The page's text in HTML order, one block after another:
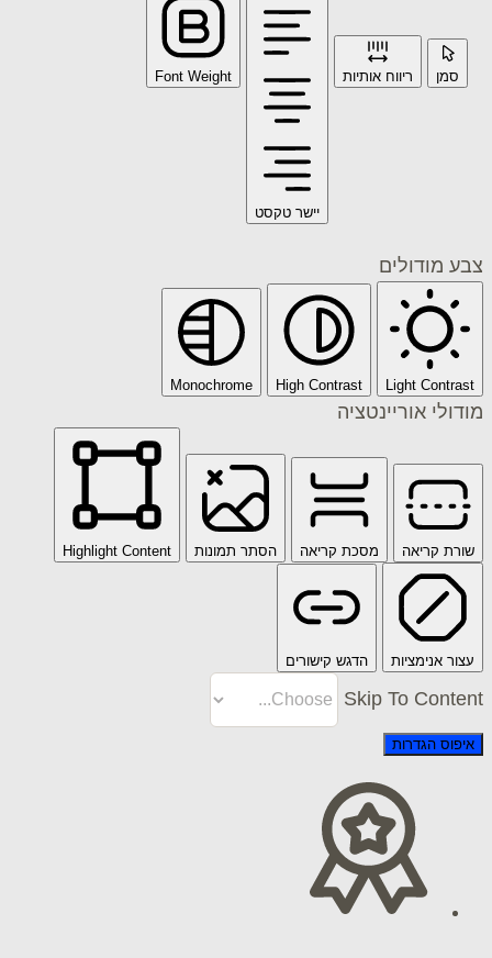
ריווח אותיות
יישר טקסט
Font Weight
Light
High Contrast
Monochrome
אוריינטציה
מסכת קריאה הסתר תמונות Highlight Content
הדגש קישורים
Skip To